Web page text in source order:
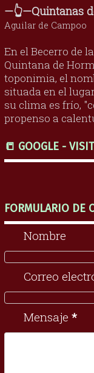
—👆—Quintanas
Aguilar de Campoo
En el Becerro de
Quintana de
toponimia, el
situada en el
su clima es frío,
propenso a
📒 GOOGLE -
FORMULARIO DE
Nombre
Correo
Mensaje *